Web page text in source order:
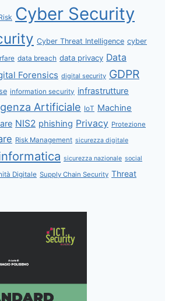
Cyber Security
Cyber Threat Intelligence cyber
data breach data privacy Data
Forensics digital security GDPR
information security infrastrutture
Artificiale IoT Machine
NIS2 phishing Privacy Protezione
Risk Management sicurezza digitale
sicurezza nazionale social
Digitale Supply Chain Security Threat